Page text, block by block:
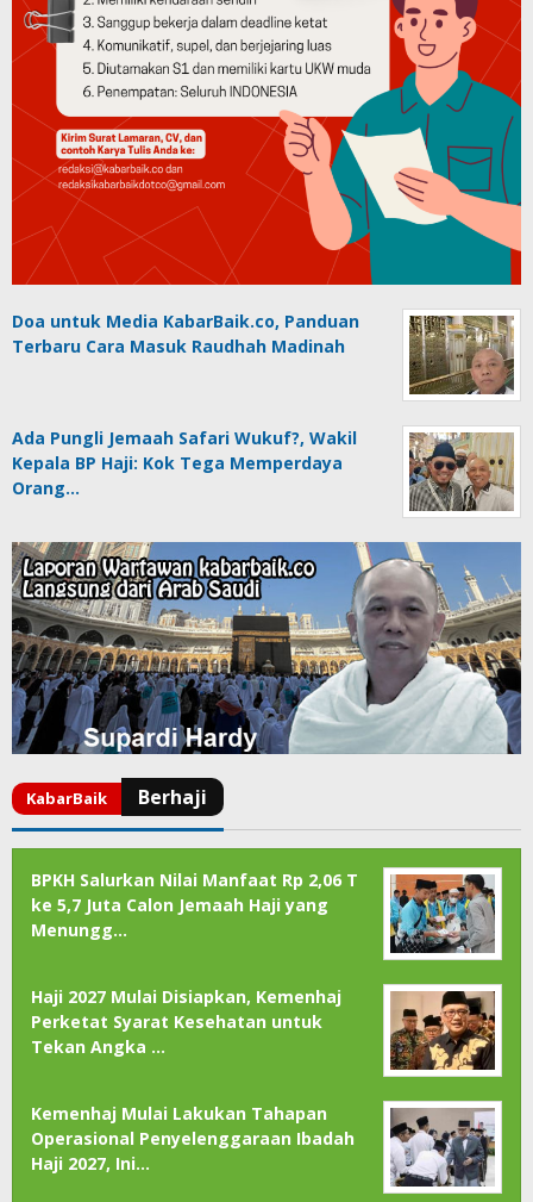
Doa untuk Media KabarBaik.co, Panduan
Terbaru Cara Masuk Raudhah Madinah
Ada Pungli Jemaah Safari Wukuf?, Wakil
Kepala BP Haji: Kok Tega Memperdaya
Orang…
BPKH Salurkan Nilai Manfaat Rp 2,06 T
ke 5,7 Juta Calon Jemaah Haji yang
Menungg…
Haji 2027 Mulai Disiapkan, Kemenhaj
Perketat Syarat Kesehatan untuk
Tekan Angka …
Kemenhaj Mulai Lakukan Tahapan
Operasional Penyelenggaraan Ibadah
Haji 2027, Ini…